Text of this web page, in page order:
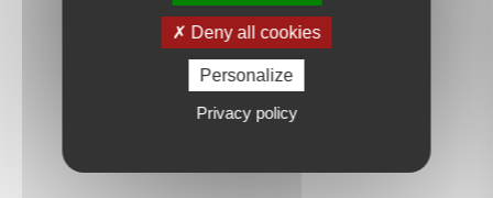
Deny all cookies
Personalize
Privacy policy